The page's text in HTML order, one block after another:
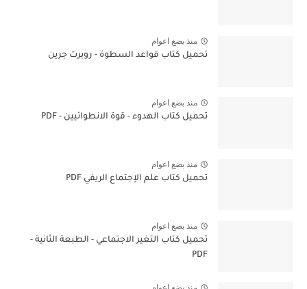
منذ بضع اعوام
تحميل كتاب قواعد السطوة - روبرت جرين
منذ بضع اعوام
تحميل كتاب الهدوء - قوة الانطوائيين - PDF
منذ بضع اعوام
تحميل كتاب علم الإجتماع الريفي PDF
منذ بضع اعوام
تحميل كتاب التغير الاجتماعي - الطبعة الثانية -
PDF